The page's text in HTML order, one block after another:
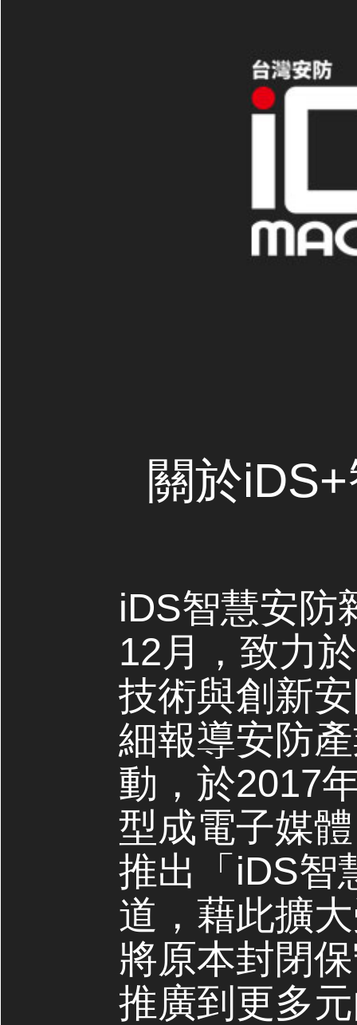
關於
iDS智慧安防
12月，致力
技術與創新
細報導安防
動，於2017
型成電子媒
推出「iDS智
道，藉此擴
將原本封閉
推廣到更多